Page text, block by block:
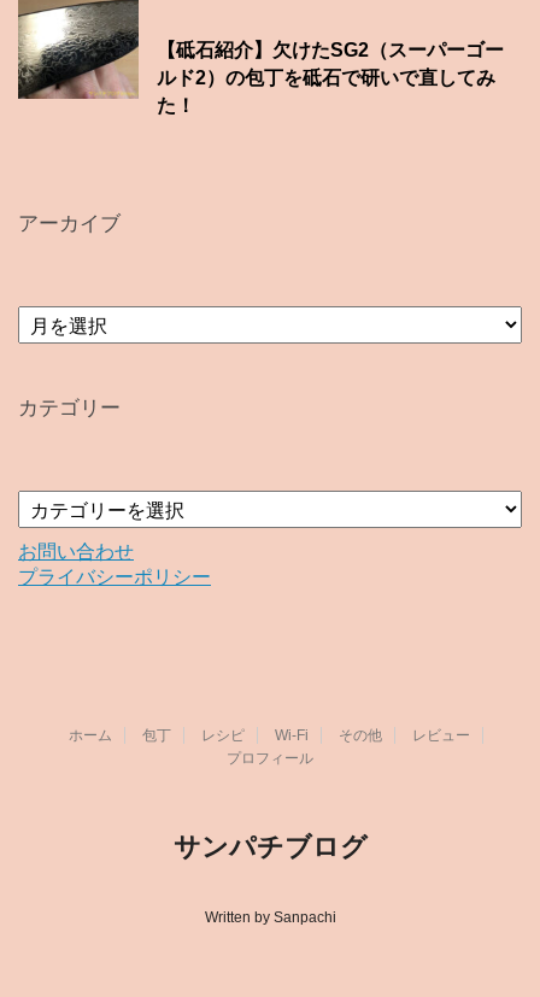
【砥石紹介】欠けたSG2（スーパーゴー
ルド2）の包丁を砥石で研いで直してみ
た！
アーカイブ
ア
ー
ブ
カテゴリー
テ
ゴ
リ
お問い合わせ
プライバシーポリシー
ホーム 包丁 レシピ Wi-Fi その他
レビュー
プロフィール
サンパチブログ
Written by Sanpachi